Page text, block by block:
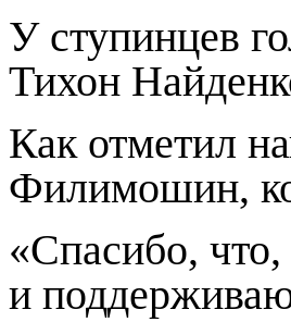
У ступинцев
Тихон
Как отметил
Филимошин,
«Спасибо, что,
и